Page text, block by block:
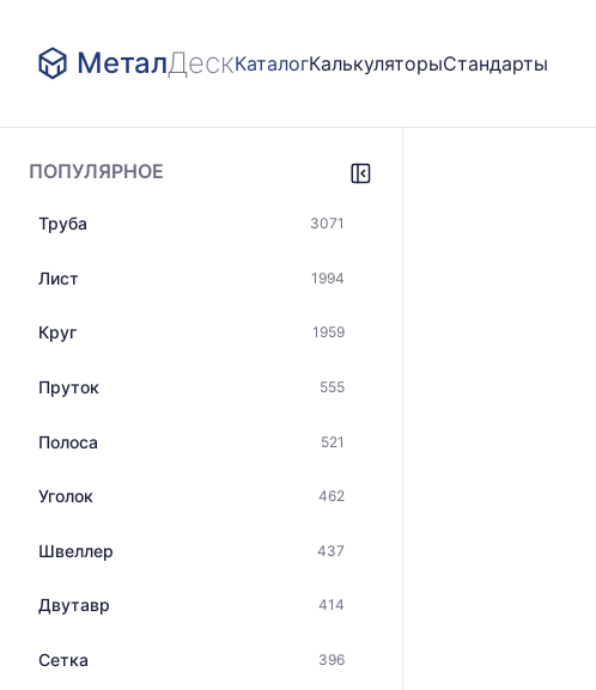
МеталДескКаталогКалькуляторыСтандарты
ПОПУЛЯРНОЕ
Труба 3071
Лист 1994
Круг 1959
Пруток 555
Полоса 521
Уголок 462
Швеллер 437
Двутавр 414
Сетка 396